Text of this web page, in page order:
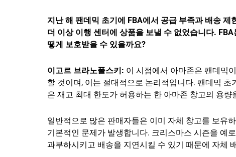
지난 해 팬데믹 초기에 FBA에서 공급 부족과 배송
더 이상 이행 센터에 상품을 보낼 수 없었습니다.
떻게 보호받을 수 있을까요?
이고르 브라노폴스키: 이 시점에서 아마존은 팬데믹
할 것이며, 이는 절대적으로 논리적입니다. 팬데믹
은 재고 최대 한도가 허용하는 한 아마존 창고의 용
일반적으로 많은 판매자들은 이미 자체 창고를 보유
기본적인 문제가 발생합니다. 크리스마스 시즌을 예
과부하시키고 배송을 지연시킬 수 있기 때문에 자체